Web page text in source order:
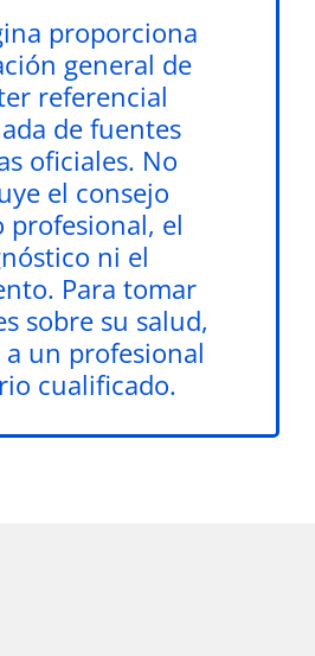
proporciona
general de
referencial
de fuentes
oficiales. No
el consejo
profesional, el
ni el
Para tomar
sobre su salud,
un profesional
cualificado.